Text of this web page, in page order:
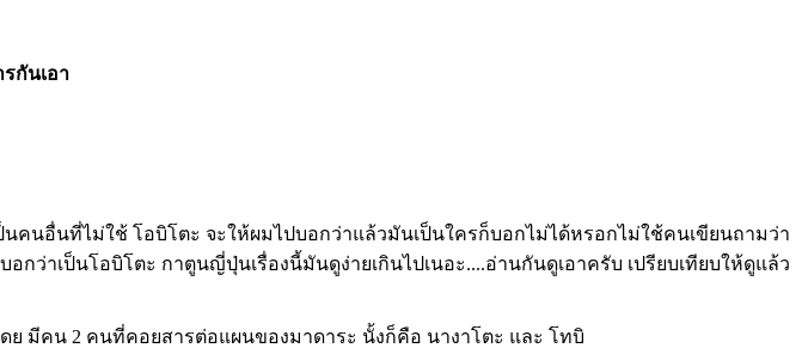
กันเอา
นอื่นที่ไม่ใช้ โอบิโตะ จะให้ผมไปบอกว่าแล้วมันเป็นใครก็บอกไม่ได้หรอกไม่ใช้คนเขียนถามว่า
ว่าเป็นโอบิโตะ กาตูนญี่ปุ่นเรื่องนี้มันดูง่ายเกินไปเนอะ....อ่านกันดูเอาครับ เปรียบเทียบให้ดูแล้ว
มีคน 2 คนที่คอยสารต่อแผนของมาดาระ นั้งก็คือ นางาโตะ และ โทบิ